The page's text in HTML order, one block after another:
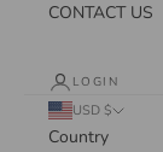
CONTACT US
LOGIN
USD $
Country